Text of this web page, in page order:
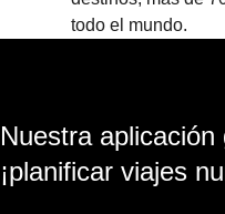
todo el mundo.
Nuestra
¡planificar viajes